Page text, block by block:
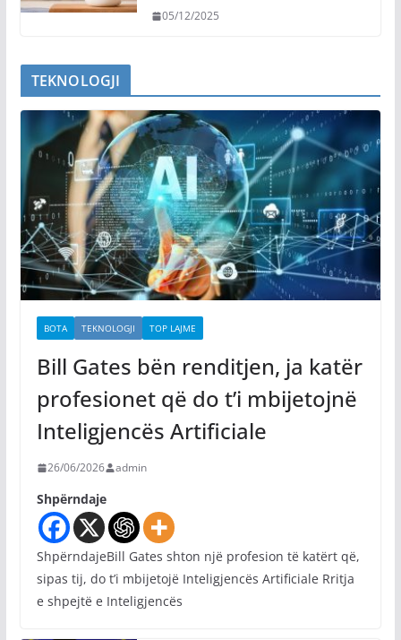
05/12/2025
TEKNOLOGJI
BOTA TEKNOLOGJI TOP LAJME
Bill Gates bën renditjen, ja katër
profesionet që do t’i mbijetojnë
Inteligjencës Artificiale
26/06/2026 admin
Shpërndaje
ShpërndajeBill Gates shton një profesion të katërt që,
sipas tij, do t’i mbijetojë Inteligjencës Artificiale Rritja
e shpejtë e Inteligjencës